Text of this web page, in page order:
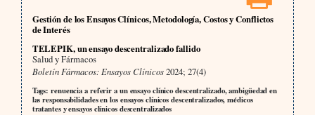
Gestión de los Ensayos Clínicos, Metodología, Costos y Conflictos
de Interés
TELEPIK, un ensayo descentralizado fallido
Salud y Fármacos
Boletín Fármacos: Ensayos Clínicos2024; 27(4)
Tags: renuencia a referir a un ensayo clínico descentralizado, ambigüedad en
las responsabilidades en los ensayos clínicos descentralizados, médicos
tratantes y ensayos clínicos descentralizados